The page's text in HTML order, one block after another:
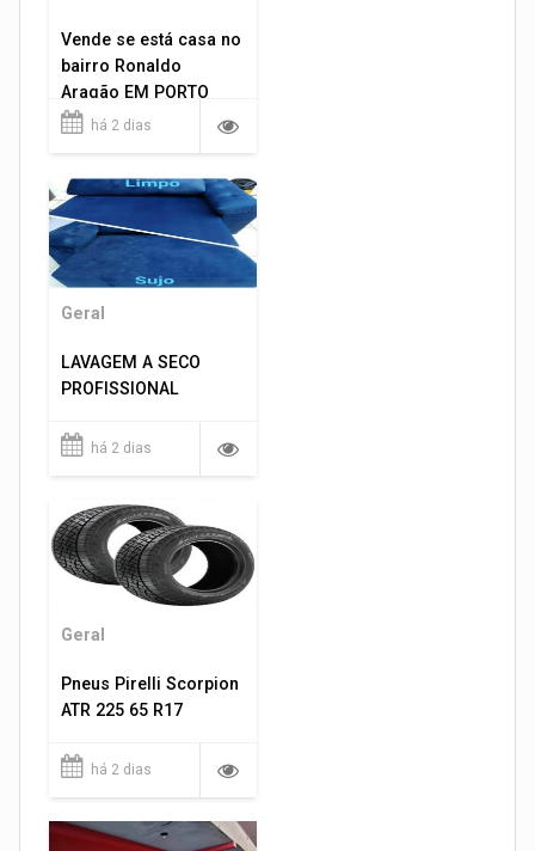
Vende se está casa no
bairro Ronaldo
Aragão EM PORTO
VELHO RO.
há 2 dias
Geral
LAVAGEM A SECO
PROFISSIONAL
há 2 dias
Geral
Pneus Pirelli Scorpion
ATR 225 65 R17
há 2 dias